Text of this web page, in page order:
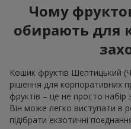
Чому
обирають для
Кошик фруктів Шептицький
рішення для корпоративних
фруктів – це не просто
Він може легко виступати в
підібрати екзотичні